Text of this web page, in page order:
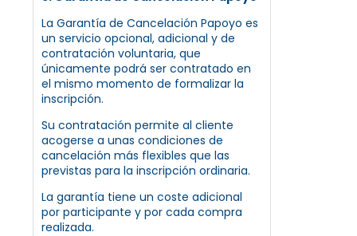
La Garantía de Cancelación Papoyo es
un servicio opcional, adicional y de
contratación voluntaria, que
únicamente podrá ser contratado en
el mismo momento de formalizar la
inscripción.
Su contratación permite al cliente
acogerse a unas condiciones de
cancelación más flexibles que las
previstas para la inscripción ordinaria.
La garantía tiene un coste adicional
por participante y por cada compra
realizada.